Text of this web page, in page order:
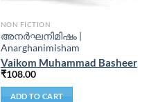
NON FICTION
അനർഘനിമിഷം |
Anarghanimisham
Vaikom Muhammad Basheer
₹108.00
ADD TO CART